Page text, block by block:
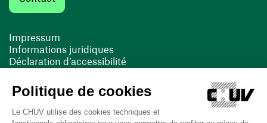
Impressum
Informations juridiques
Déclaration d’accessibilité
Cookies